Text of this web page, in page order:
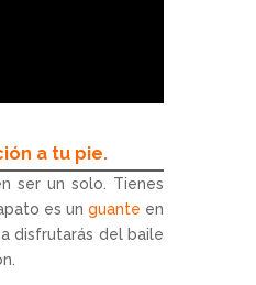
a tu pie.
ser un solo. Tienes
es un guante en
disfrutarás del baile